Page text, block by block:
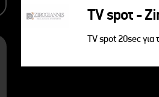
TV spoτ -
TV spot 20sec για